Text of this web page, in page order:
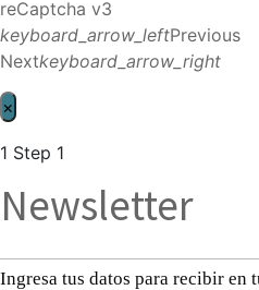
reCaptcha v3
keyboard_arrow_leftPrevious
Nextkeyboard_arrow_right
×
1 Step 1
Newsletter
Ingresa tus datos para recibir en